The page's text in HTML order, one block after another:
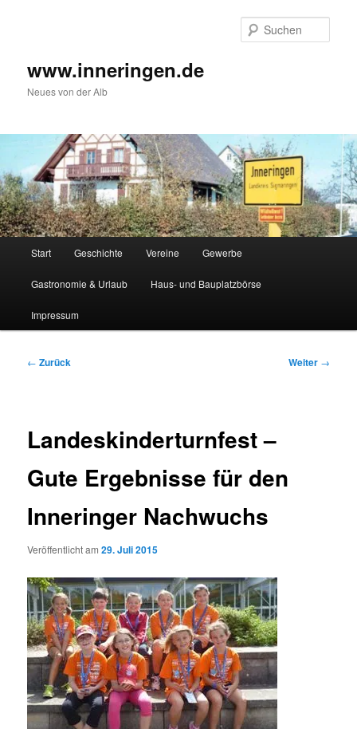
www.inneringen.de
Neues von der Alb
Start Geschichte Vereine Gewerbe
Gastronomie & Urlaub Haus- und Bauplatzbörse
Impressum
Beitragsnavigation
← Zurück Weiter →
Landeskinderturnfest –
Gute Ergebnisse für den
Inneringer Nachwuchs
Veröffentlicht am29. Juli 2015